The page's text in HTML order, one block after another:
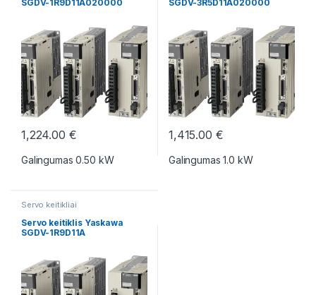
SGDV-1R9D11A020000
1,224.00 €
Galingumas 0.50 kW
SGDV-3R5D11A020000
1,415.00 €
Galingumas 1.0 kW
Servo keitikliai
Servo keitiklis Yaskawa
SGDV-1R9D11A